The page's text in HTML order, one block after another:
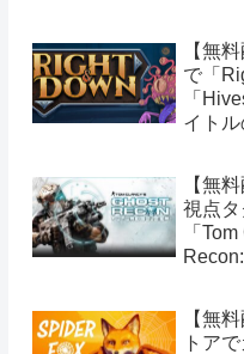
【無
で「
「
イト
【無
視点
「
【無
トア